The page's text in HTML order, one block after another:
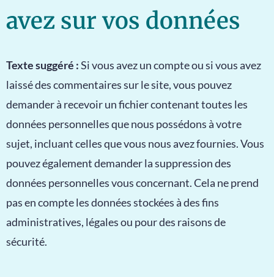
avez sur vos données
Texte suggéré :Si vous avez un compte ou si vous avez
laissé des commentaires sur le site, vous pouvez
demander à recevoir un fichier contenant toutes les
données personnelles que nous possédons à votre
sujet, incluant celles que vous nous avez fournies. Vous
pouvez également demander la suppression des
données personnelles vous concernant. Cela ne prend
pas en compte les données stockées à des fins
administratives, légales ou pour des raisons de
sécurité.